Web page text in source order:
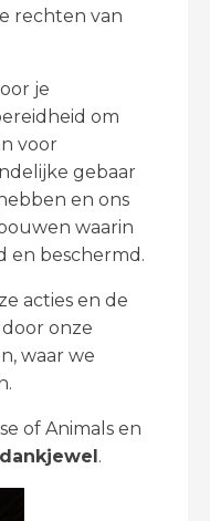
rechten van
je
om
voor
gebaar
en ons
waarin
en beschermd.
acties en de
onze
waar we
of Animals en
dankjewel.